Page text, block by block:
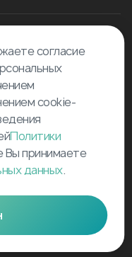
согласие
cookie-
Политики
Вы принимаете
данных.